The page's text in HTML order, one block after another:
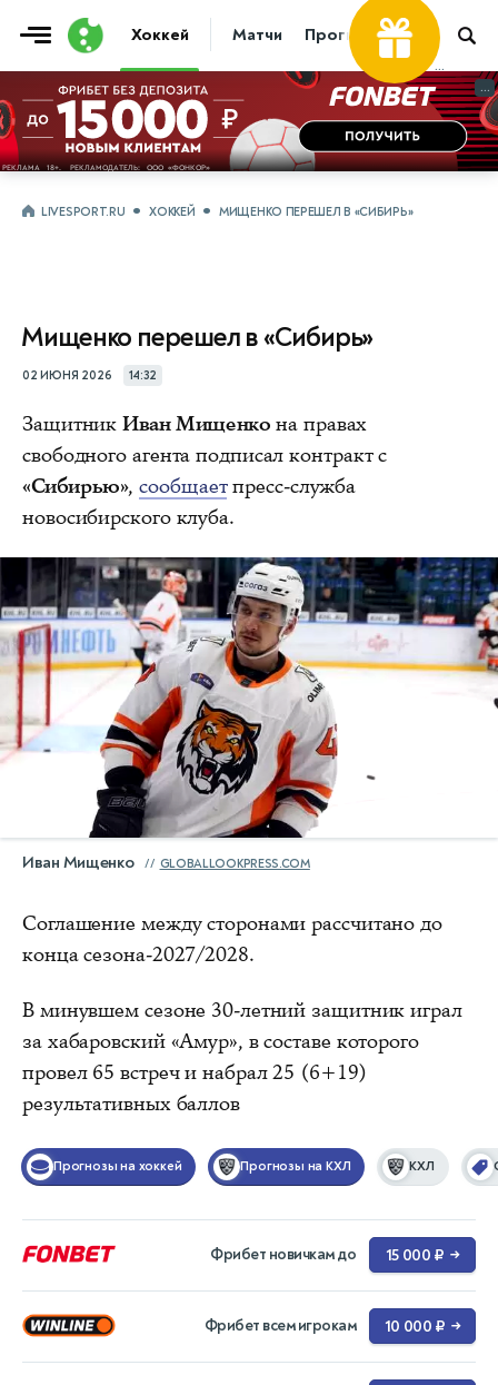
Хоккей Матчи Прогнозы
...
...
LIVESPORT.RU ХОККЕЙ МИЩЕНКО ПЕРЕШЕЛ В «СИБИРЬ»
Мищенко перешел в «Сибирь»
02 ИЮНЯ 2026 14:32
ЗащитникИван Мищенко на правах
свободного агента подписал контракт с
«Сибирью»,сообщаетпресс-служба
новосибирского клуба.
Иван Мищенко GLOBALLOOKPRESS.COM
Соглашение между сторонами рассчитано до
конца сезона-2027/2028.
В минувшем сезоне 30-летний защитник играл
за хабаровский «Амур», в составе которого
провел 65 встреч и набрал 25 (6+19)
результативных баллов
Прогнозы на хоккей Прогнозы на КХЛ КХЛ
Фрибет новичкам до 15 000 ₽ →
Фрибет всем игрокам 10 000 ₽ →